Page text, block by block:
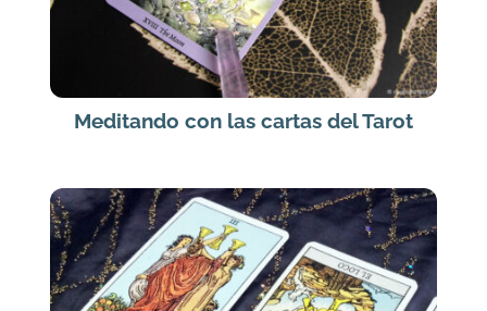
Meditando con las cartas del Tarot